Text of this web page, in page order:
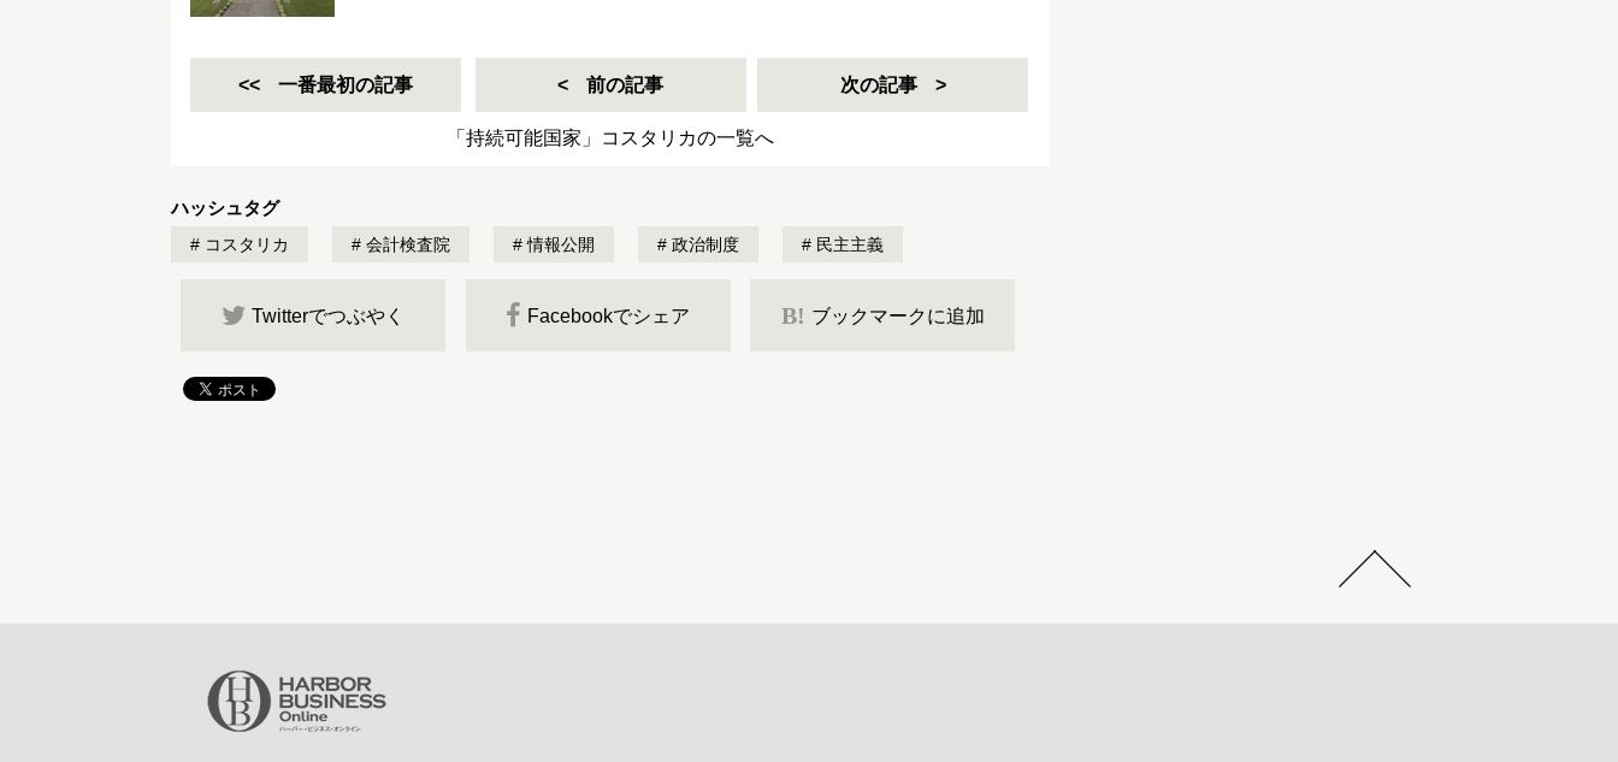
一番最初の記事 前の記事 次の記事
「持続可能国家」コスタリカの一覧へ
ハッシュタグ
コスタリカ 会計検査院 情報公開 政治制度 民主主義
Twitterでつぶやく Facebookでシェア B! ブックマークに追加